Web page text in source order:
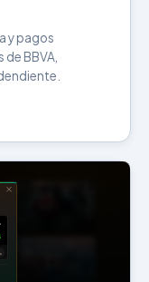
y pagos
BBVA,